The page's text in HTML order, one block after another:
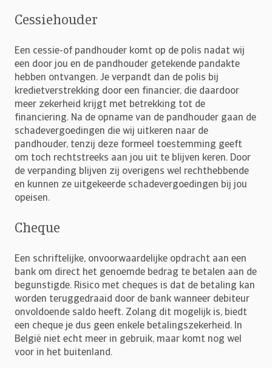
Cessiehouder
Een cessie-of pandhouder komt op de polis nadat wij
een door jou en de pandhouder getekende pandakte
hebben ontvangen. Je verpandt dan de polis bij
kredietverstrekking door een financier, die daardoor
meer zekerheid krijgt met betrekking tot de
financiering. Na de opname van de pandhouder gaan de
schadevergoedingen die wij uitkeren naar de
pandhouder, tenzij deze formeel toestemming geeft
om toch rechtstreeks aan jou uit te blijven keren. Door
de verpanding blijven zij overigens wel rechthebbende
en kunnen ze uitgekeerde schadevergoedingen bij jou
opeisen.
Cheque
Een schriftelijke, onvoorwaardelijke opdracht aan een
bank om direct het genoemde bedrag te betalen aan de
begunstigde. Risico met cheques is dat de betaling kan
worden teruggedraaid door de bank wanneer debiteur
onvoldoende saldo heeft. Zolang dit mogelijk is, biedt
een cheque je dus geen enkele betalingszekerheid. In
België niet echt meer in gebruik, maar komt nog wel
voor in het buitenland.